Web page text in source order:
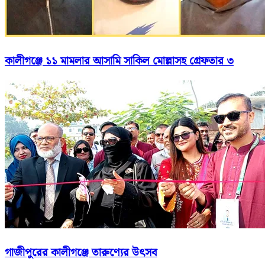
কালীগঞ্জে ১১ মামলার আসামি সাকিল মোল্লাসহ গ্রেফতার ৩
গাজীপুরের কালীগঞ্জে তারুণ্যের উৎসব